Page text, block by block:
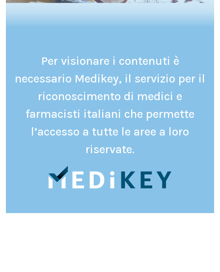
Per visionare i contenuti è
necessario Medikey, il servizio per il
riconoscimento di medici e
farmacisti italiani che permette
l’accesso a tutte le aree a loro
riservate.